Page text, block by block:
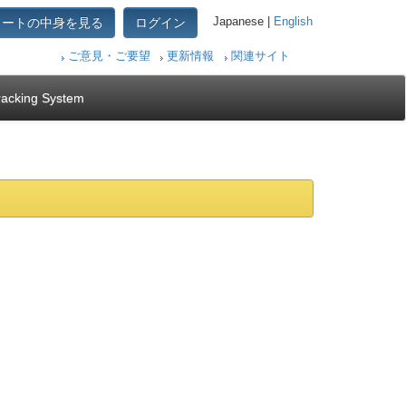
トの中身を見る ログイン Japanese | English
ご意見・ご要望 更新情報 関連サイト
System